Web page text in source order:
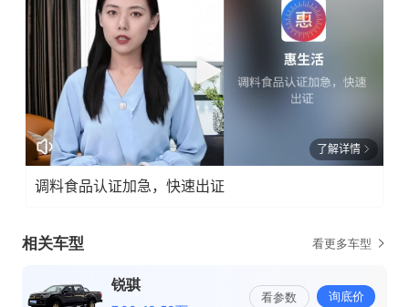
了解详情
调料食品认证加急，快速出证